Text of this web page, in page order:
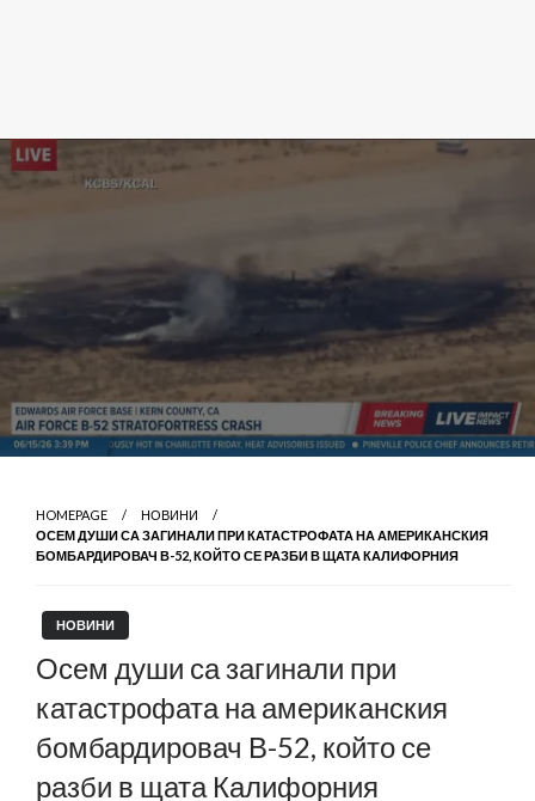
HOMEPAGE
НОВИНИ
ОСЕМ ДУШИ СА ЗАГИНАЛИ ПРИ КАТАСТРОФАТА НА АМЕРИКАНСКИЯ
БОМБАРДИРОВАЧ В-52, КОЙТО СЕ РАЗБИ В ЩАТА КАЛИФОРНИЯ
НОВИНИ
Осем души са загинали при
катастрофата на американския
бомбардировач В-52, който се
разби в щата Калифорния